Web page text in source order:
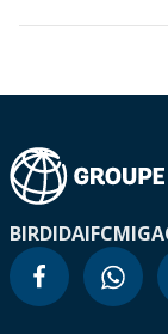
BIRDIDAIFCMIGA